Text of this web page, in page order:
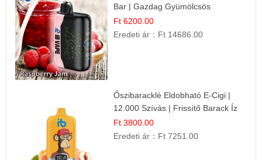
Bar | Gazdag Gyümölcsös
Ízélmény!
Ft 6200.00
Eredeti ár： Ft 14686.00
Őszibaracklé Eldobható E-Cigi |
12.000 Szívás | Frissítő Barack Íz
Ft 3800.00
Eredeti ár： Ft 7251.00